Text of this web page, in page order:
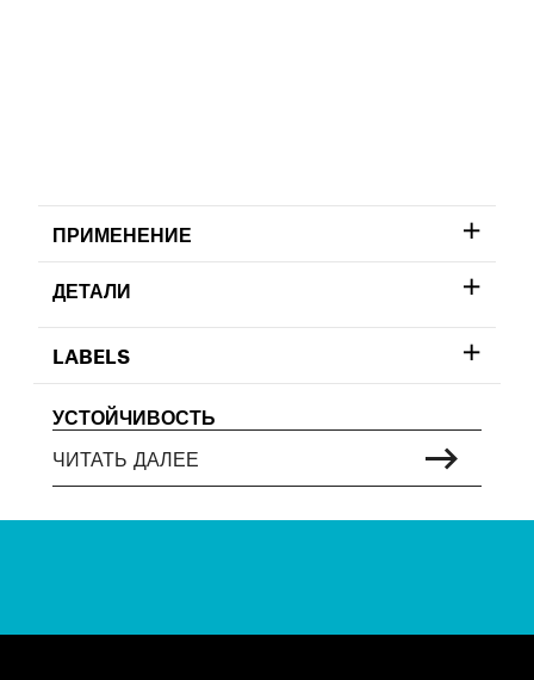
ПРИМЕНЕНИЕ
ДЕТАЛИ
LABELS
УСТОЙЧИВОСТЬ
ЧИТАТЬ ДАЛЕЕ